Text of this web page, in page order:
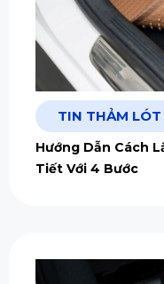
TIN THẢM LÓT
Hướng Dẫn Cách
Tiết Với 4 Bước